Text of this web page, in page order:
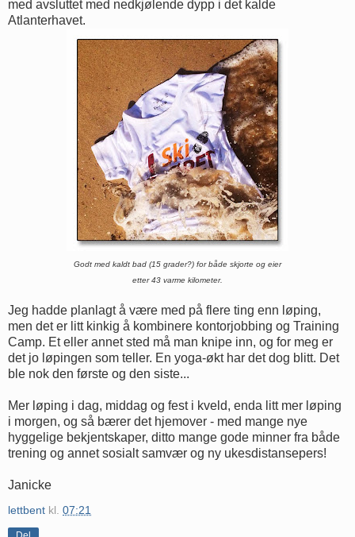
med avsluttet med nedkjølende dypp i det kalde
Atlanterhavet.
Godt med kaldt bad (15 grader?) for både skjorte og eier
etter 43 varme kilometer.
Jeg hadde planlagt å være med på flere ting enn løping,
men det er litt kinkig å kombinere kontorjobbing og Training
Camp. Et eller annet sted må man knipe inn, og for meg er
det jo løpingen som teller. En yoga-økt har det dog blitt. Det
ble nok den første og den siste...
Mer løping i dag, middag og fest i kveld, enda litt mer løping
i morgen, og så bærer det hjemover - med mange nye
hyggelige bekjentskaper, ditto mange gode minner fra både
trening og annet sosialt samvær og ny ukesdistansepers!
Janicke
lettbent kl. 07:21